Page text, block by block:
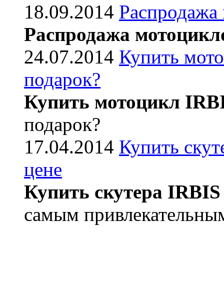
18.09.2014
Распродажа
24.07.2014 Купить
подарок?
Купить мотоцикл
подарок?
17.04.2014 Купить
цене
Купить скутера IRBIS
самым